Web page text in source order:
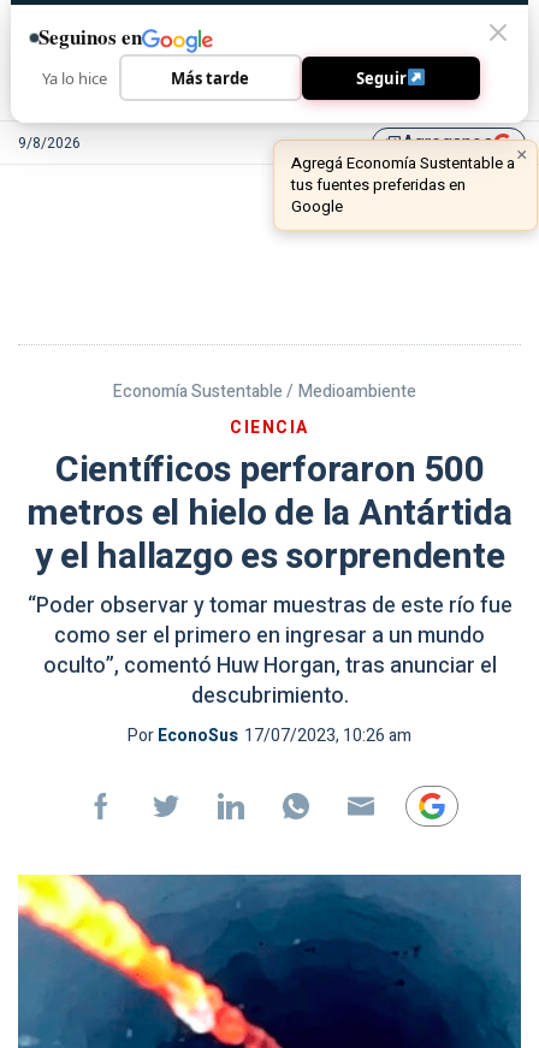
9/8/2026 library_addAgreganos
Economía Sustentable / Medioambiente
CIENCIA
Científicos perforaron 500
metros el hielo de la Antártida
y el hallazgo es sorprendente
“Poder observar y tomar muestras de este río fue
como ser el primero en ingresar a un mundo
oculto”, comentó Huw Horgan, tras anunciar el
descubrimiento.
PorEconoSus 17/07/2023, 10:26 am
Seguinos en
Ya lo hice Más tarde Seguir